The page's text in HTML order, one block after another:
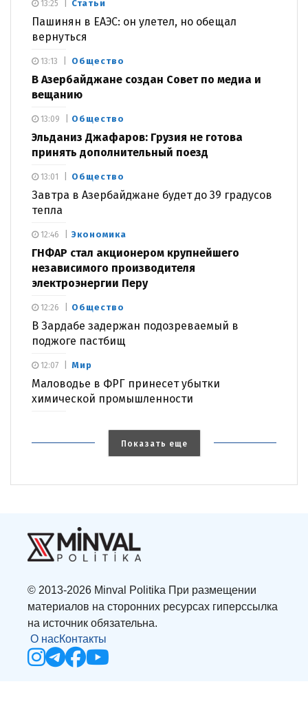
Статьи
Пашинян в ЕАЭС: он улетел, но обещал
вернуться
13:25
Общество
В Азербайджане создан Совет по медиа и
вещанию
13:13
Общество
Эльданиз Джафаров: Грузия не готова
принять дополнительный поезд
13:09
Общество
Завтра в Азербайджане будет до 39 градусов
тепла
13:01
Экономика
ГНФАР стал акционером крупнейшего
независимого производителя
электроэнергии Перу
12:46
Общество
В Зардабе задержан подозреваемый в
поджоге пастбищ
12:26
Мир
Маловодье в ФРГ принесет убытки
химической промышленности
12:07
Показать еще
© 2013-2026 Minval Politika При размещении
материалов на сторонних ресурсах гиперссылка
на источник обязательна.
О насКонтакты